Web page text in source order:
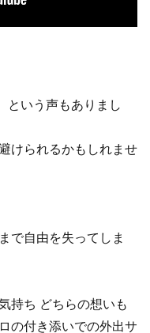
という声もありまし
けられるかもしれませ
で自由を失ってしま
持ち どちらの想いも
の付き添いでの外出サ